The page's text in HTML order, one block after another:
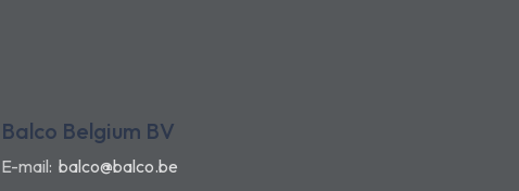
Balco Belgium BV
E-mail: balco@balco.be